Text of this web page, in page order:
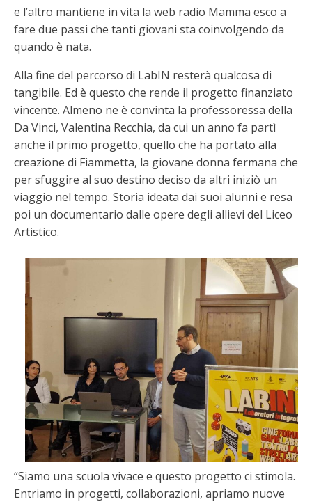
e l’altro mantiene in vita la web radio Mamma esco a
fare due passi che tanti giovani sta coinvolgendo da
quando è nata.
Alla fine del percorso di LabIN resterà qualcosa di
tangibile. Ed è questo che rende il progetto finanziato
vincente. Almeno ne è convinta la professoressa della
Da Vinci, Valentina Recchia, da cui un anno fa partì
anche il primo progetto, quello che ha portato alla
creazione di Fiammetta, la giovane donna fermana che
per sfuggire al suo destino deciso da altri iniziò un
viaggio nel tempo. Storia ideata dai suoi alunni e resa
poi un documentario dalle opere degli allievi del Liceo
Artistico.
“Siamo una scuola vivace e questo progetto ci stimola.
Entriamo in progetti, collaborazioni, apriamo nuove